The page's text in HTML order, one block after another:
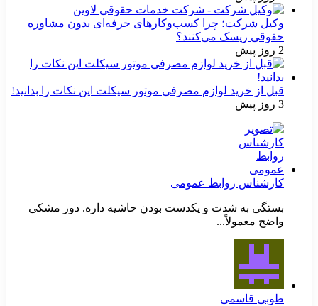
وکیل شرکت؛ چرا کسب‌وکارهای حرفه‌ای بدون مشاوره
حقوقی ریسک می‌کنند؟
2 روز پیش
قبل از خرید لوازم مصرفی موتور سیکلت این نکات را بدانید!
3 روز پیش
کارشناس روابط عمومی
بستگی به شدت و یکدست بودن حاشیه داره. دور مشکی
واضح معمولاً...
طوبی قاسمی